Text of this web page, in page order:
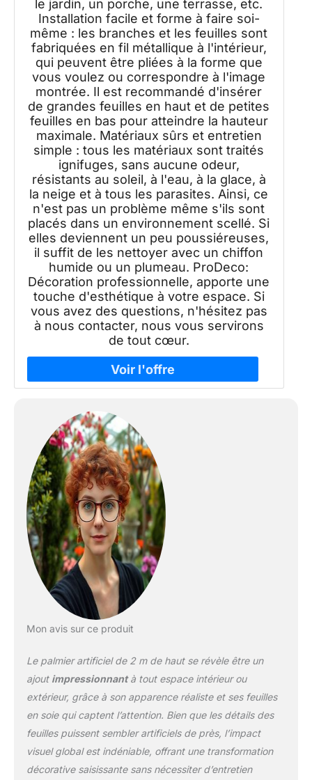
le jardin, un porche, une terrasse, etc.
Installation facile et forme à faire soi-
même : les branches et les feuilles sont
fabriquées en fil métallique à l'intérieur,
qui peuvent être pliées à la forme que
vous voulez ou correspondre à l'image
montrée. Il est recommandé d'insérer
de grandes feuilles en haut et de petites
feuilles en bas pour atteindre la hauteur
maximale. Matériaux sûrs et entretien
simple : tous les matériaux sont traités
ignifuges, sans aucune odeur,
résistants au soleil, à l'eau, à la glace, à
la neige et à tous les parasites. Ainsi, ce
n'est pas un problème même s'ils sont
placés dans un environnement scellé. Si
elles deviennent un peu poussiéreuses,
il suffit de les nettoyer avec un chiffon
humide ou un plumeau. ProDeco:
Décoration professionnelle, apporte une
touche d'esthétique à votre espace. Si
vous avez des questions, n'hésitez pas
à nous contacter, nous vous servirons
de tout cœur.
Mon avis sur ce produit
Le palmier artificiel de 2 m de haut se révèle être un
ajout impressionnantà tout espace intérieur ou
extérieur, grâce à son apparence réaliste et ses feuilles
en soie qui captent l’attention. Bien que les détails des
feuilles puissent sembler artificiels de près, l’impact
visuel global est indéniable, offrant une transformation
décorative saisissante sans nécessiter d’entretien